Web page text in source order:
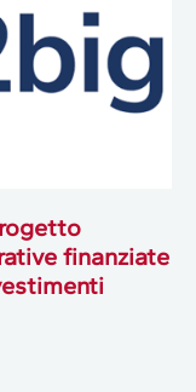
finanziate